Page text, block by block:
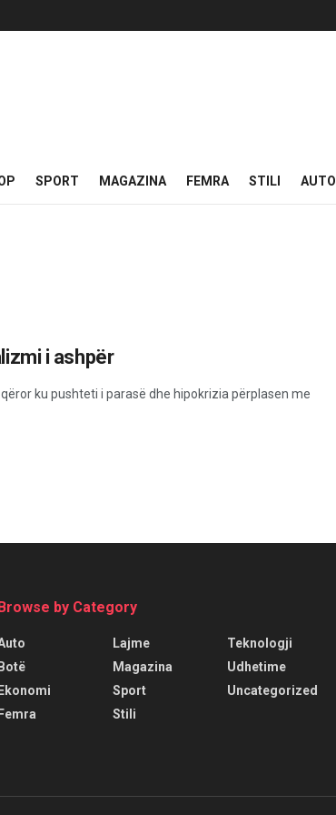
SPORT MAGAZINA FEMRA STILI AUTO
i ashpër
ku pushteti i parasë dhe hipokrizia përplasen me
by Category
Botë
Ekonomi
Femra
Lajme
Magazina
Sport
Stili
Teknologji
Udhetime
Uncategorized